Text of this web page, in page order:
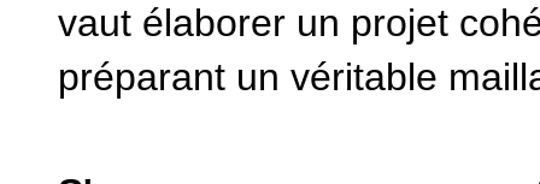
vaut élaborer un projet
préparant un véritable